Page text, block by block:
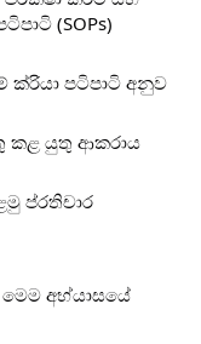
(SOPs)
ක්රියා පටිපාටි අනුව
කළ යුතු ආකරාය
ප්රතිචාර
අභ්යාසයේ